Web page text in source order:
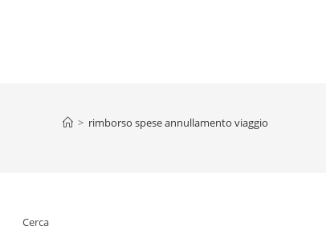
> rimborso spese annullamento viaggio
Cerca